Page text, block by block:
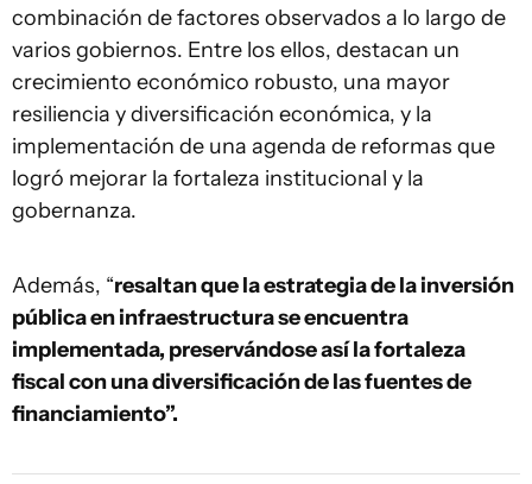
combinación de factores observados a lo largo de
varios gobiernos. Entre los ellos, destacan un
crecimiento económico robusto, una mayor
resiliencia y diversificación económica, y la
implementación de una agenda de reformas que
logró mejorar la fortaleza institucional y la
gobernanza.
Además, “resaltan que la estrategia de la inversión
pública en infraestructura se encuentra
implementada, preservándose así la fortaleza
fiscal con una diversificación de las fuentes de
financiamiento”.